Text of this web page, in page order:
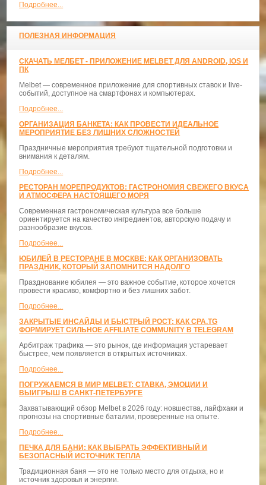
Подробнее...
ПОЛЕЗНАЯ ИНФОРМАЦИЯ
СКАЧАТЬ МЕЛБЕТ - ПРИЛОЖЕНИЕ MELBET ДЛЯ ANDROID, IOS И
ПК
Melbet — современное приложение для спортивных ставок и live-
событий, доступное на смартфонах и компьютерах.
Подробнее...
ОРГАНИЗАЦИЯ БАНКЕТА: КАК ПРОВЕСТИ ИДЕАЛЬНОЕ
МЕРОПРИЯТИЕ БЕЗ ЛИШНИХ СЛОЖНОСТЕЙ
Праздничные мероприятия требуют тщательной подготовки и
внимания к деталям.
Подробнее...
РЕСТОРАН МОРЕПРОДУКТОВ: ГАСТРОНОМИЯ СВЕЖЕГО ВКУСА
И АТМОСФЕРА НАСТОЯЩЕГО МОРЯ
Современная гастрономическая культура все больше
ориентируется на качество ингредиентов, авторскую подачу и
разнообразие вкусов.
Подробнее...
ЮБИЛЕЙ В РЕСТОРАНЕ В МОСКВЕ: КАК ОРГАНИЗОВАТЬ
ПРАЗДНИК, КОТОРЫЙ ЗАПОМНИТСЯ НАДОЛГО
Празднование юбилея — это важное событие, которое хочется
провести красиво, комфортно и без лишних забот.
Подробнее...
ЗАКРЫТЫЕ ИНСАЙДЫ И БЫСТРЫЙ РОСТ: КАК CPA.TG
ФОРМИРУЕТ СИЛЬНОЕ AFFILIATE COMMUNITY В TELEGRAM
Арбитраж трафика — это рынок, где информация устаревает
быстрее, чем появляется в открытых источниках.
Подробнее...
ПОГРУЖАЕМСЯ В МИР MELBET: СТАВКА, ЭМОЦИИ И
ВЫИГРЫШ В САНКТ-ПЕТЕРБУРГЕ
Захватывающий обзор Melbet в 2026 году: новшества, лайфхаки и
прогнозы на спортивные баталии, проверенные на опыте.
Подробнее...
ПЕЧКА ДЛЯ БАНИ: КАК ВЫБРАТЬ ЭФФЕКТИВНЫЙ И
БЕЗОПАСНЫЙ ИСТОЧНИК ТЕПЛА
Традиционная баня — это не только место для отдыха, но и
источник здоровья и энергии.